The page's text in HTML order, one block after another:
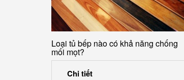
Loại tủ bếp nào có khả năng chống
mối mọt?
Chi tiết